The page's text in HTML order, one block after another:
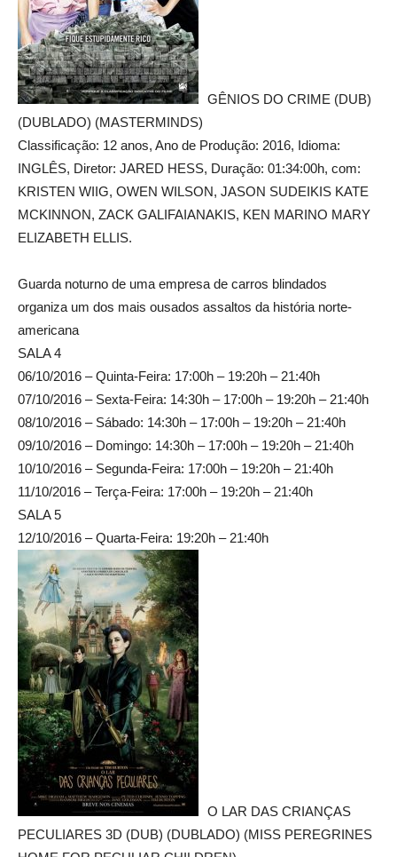
GÊNIOS DO CRIME (DUB)
(DUBLADO) (MASTERMINDS)
Classificação: 12 anos, Ano de Produção: 2016, Idioma:
INGLÊS, Diretor: JARED HESS, Duração: 01:34:00h, com:
KRISTEN WIIG, OWEN WILSON, JASON SUDEIKIS KATE
MCKINNON, ZACK GALIFAIANAKIS, KEN MARINO MARY
ELIZABETH ELLIS.
Guarda noturno de uma empresa de carros blindados
organiza um dos mais ousados assaltos da história norte-
americana
SALA 4
06/10/2016 – Quinta-Feira: 17:00h – 19:20h – 21:40h
07/10/2016 – Sexta-Feira: 14:30h – 17:00h – 19:20h – 21:40h
08/10/2016 – Sábado: 14:30h – 17:00h – 19:20h – 21:40h
09/10/2016 – Domingo: 14:30h – 17:00h – 19:20h – 21:40h
10/10/2016 – Segunda-Feira: 17:00h – 19:20h – 21:40h
11/10/2016 – Terça-Feira: 17:00h – 19:20h – 21:40h
SALA 5
12/10/2016 – Quarta-Feira: 19:20h – 21:40h
O LAR DAS CRIANÇAS
PECULIARES 3D (DUB) (DUBLADO) (MISS PEREGRINES